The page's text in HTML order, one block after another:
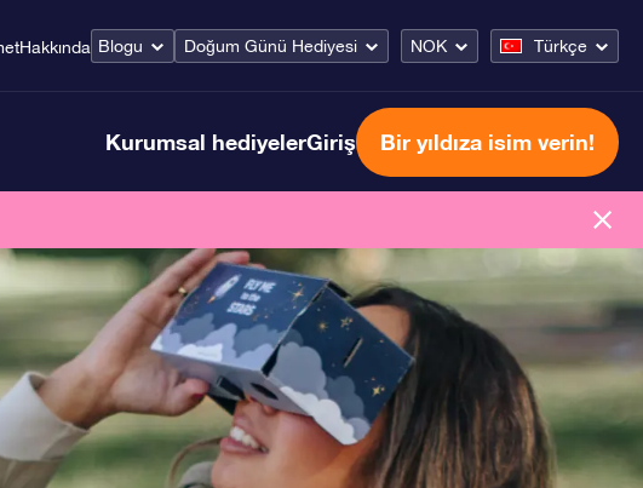
Hakkında Blogu Doğum Günü Hediyesi NOK Türkçe
Kurumsal hediyelerGiriş Bir yıldıza isim verin!